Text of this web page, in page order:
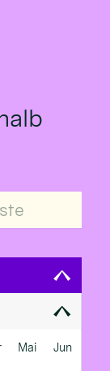
Mai Jun